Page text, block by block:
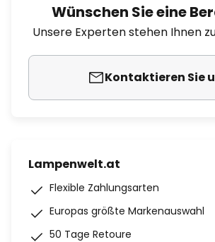
Wünschen Sie eine
Unsere Experten stehen Ihnen
Kontaktieren Sie
Lampenwelt.at
Flexible Zahlungsarten
Europas größte Markenauswahl
50 Tage Retoure